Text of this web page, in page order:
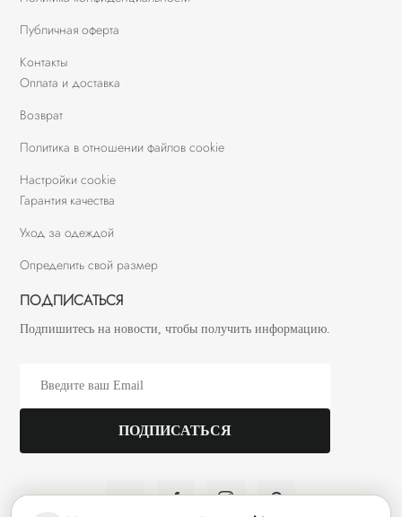
Публичная оферта
Контакты
Оплата и доставка
Возврат
Политика в отношении файлов cookie
Настройки cookie
Гарантия качества
Уход за одеждой
Определить свой размер
ПОДПИСАТЬСЯ
Подпишитесь на новости, чтобы получить информацию.